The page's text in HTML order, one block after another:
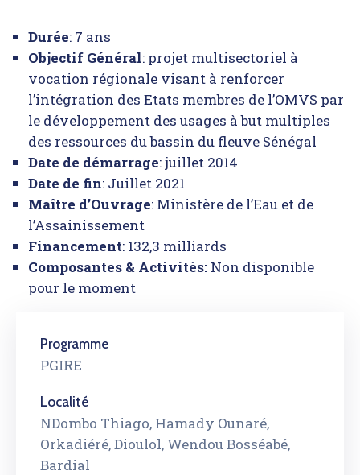
Durée: 7 ans
Objectif Général: projet multisectoriel à
vocation régionale visant à renforcer
l’intégration des Etats membres de l’OMVS par
le développement des usages à but multiples
des ressources du bassin du fleuve Sénégal
Date de démarrage: juillet 2014
Date de fin: Juillet 2021
Maître d’Ouvrage: Ministère de l’Eau et de
l’Assainissement
Financement: 132,3 milliards
Composantes & Activités: Non disponible
pour le moment
Programme
PGIRE
Localité
NDombo Thiago, Hamady Ounaré,
Orkadiéré, Dioulol, Wendou Bosséabé,
Bardial